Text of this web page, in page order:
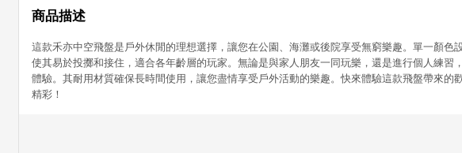
商品描述
這款禾亦中空飛盤是戶外休閒的理想選擇，讓您在公園、海灘或後院享受無窮樂趣。單一顏色
使其易於投擲和接住，適合各年齡層的玩家。無論是與家人朋友一同玩樂，還是進行個人練習
體驗。其耐用材質確保長時間使用，讓您盡情享受戶外活動的樂趣。快來體驗這款飛盤帶來的
精彩！